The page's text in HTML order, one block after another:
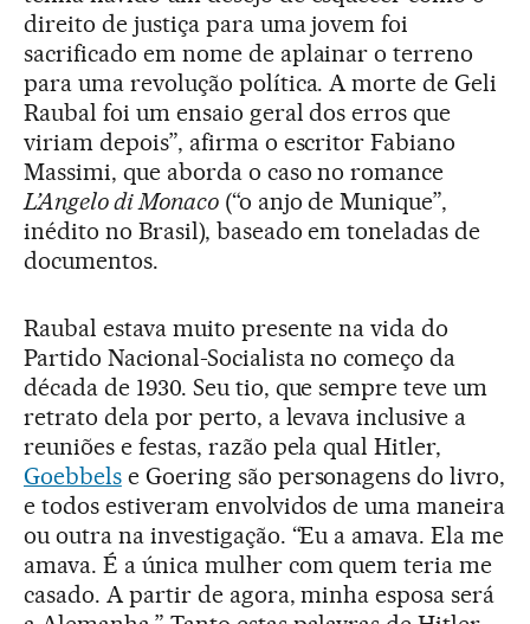
direito de justiça para uma jovem foi
sacrificado em nome de aplainar o terreno
para uma revolução política. A morte de Geli
Raubal foi um ensaio geral dos erros que
viriam depois”, afirma o escritor Fabiano
Massimi, que aborda o caso no romance
L’Angelo di Monaco(“o anjo de Munique”,
inédito no Brasil), baseado em toneladas de
documentos.
Raubal estava muito presente na vida do
Partido Nacional-Socialista no começo da
década de 1930. Seu tio, que sempre teve um
retrato dela por perto, a levava inclusive a
reuniões e festas, razão pela qual Hitler,
Goebbelse Goering são personagens do livro,
e todos estiveram envolvidos de uma maneira
ou outra na investigação. “Eu a amava. Ela me
amava. É a única mulher com quem teria me
casado. A partir de agora, minha esposa será